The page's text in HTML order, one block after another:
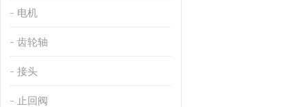
电机
齿轮轴
接头
止回阀